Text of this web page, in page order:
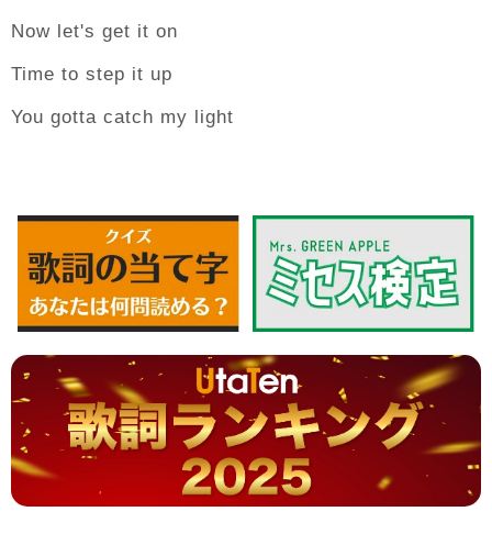
Now let's get it on
Time to step it up
You gotta catch my light